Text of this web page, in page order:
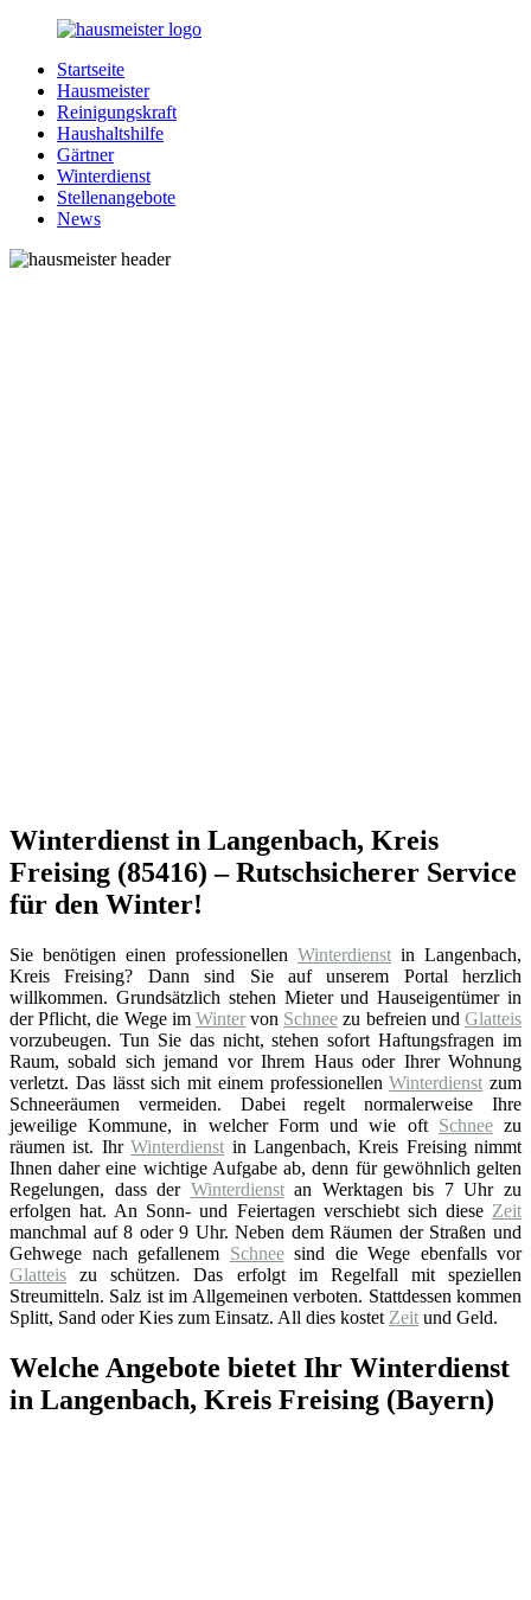
Zurück
Inhalt
Hausmeister.de
Alles
rund
Ihren
Haushalt
Startseite
Hausmeister
Reinigungskraft
Haushaltshilfe
Gärtner
Winterdienst
Stellenangebote
News
Winterdienst in Langenbach, Kreis
Freising (85416) – Rutschsicherer Service
für den Winter!
Sie benötigen einen professionellen Winterdienst in Langenbach,
Kreis Freising? Dann sind Sie auf unserem Portal herzlich
willkommen. Grundsätzlich stehen Mieter und Hauseigentümer in
der Pflicht, die Wege im Wintervon Schnee zu befreien undGlatteis
vorzubeugen. Tun Sie das nicht, stehen sofort Haftungsfragen im
Raum, sobald sich jemand vor Ihrem Haus oder Ihrer Wohnung
verletzt. Das lässt sich mit einem professionellenWinterdienst zum
Schneeräumen vermeiden. Dabei regelt normalerweise Ihre
jeweilige Kommune, in welcher Form und wie oft Schneezu
räumen ist. IhrWinterdienst in Langenbach, Kreis Freising nimmt
Ihnen daher eine wichtige Aufgabe ab, denn für gewöhnlich gelten
Regelungen, dass der Winterdienstan Werktagen bis 7 Uhr zu
erfolgen hat. An Sonn- und Feiertagen verschiebt sich diese Zeit
manchmal auf 8 oder 9 Uhr. Neben dem Räumen der Straßen und
Gehwege nach gefallenem Schneesind die Wege ebenfalls vor
Glatteis zu schützen. Das erfolgt im Regelfall mit speziellen
Streumitteln. Salz ist im Allgemeinen verboten. Stattdessen kommen
Splitt, Sand oder Kies zum Einsatz. All dies kostet Zeit und Geld.
Welche Angebote bietet Ihr Winterdienst
in Langenbach, Kreis Freising (Bayern)